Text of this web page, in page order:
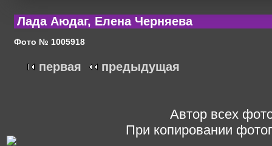
Лада Аюдаг, Елена Черняева
Фото № 1005918
первая предыдущая
Автор всех
При копировании